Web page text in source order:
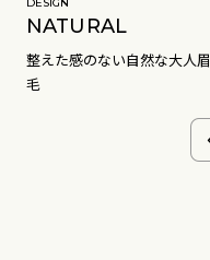
NATURAL
整えた感のない自然な大人眉
毛